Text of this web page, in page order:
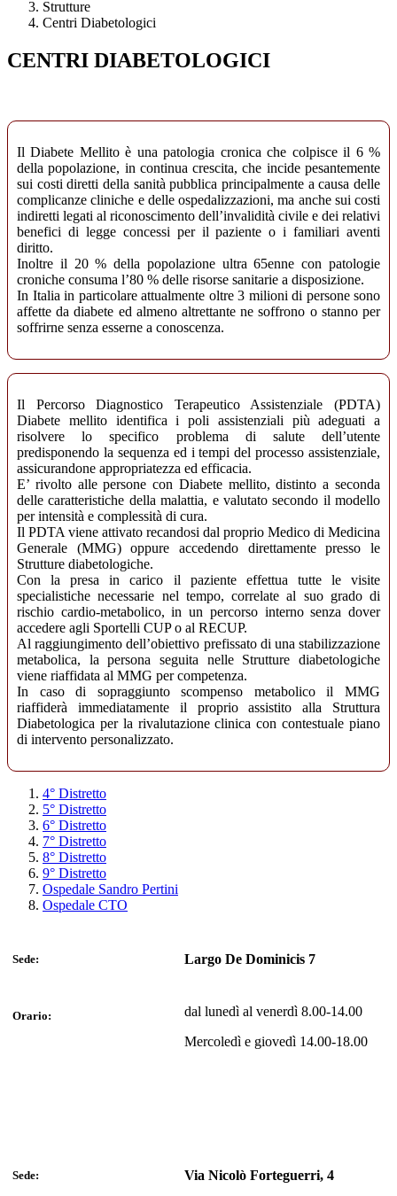
Strutture
Centri Diabetologici
CENTRI DIABETOLOGICI
Il Diabete Mellito è una patologia cronica che colpisce il 6 %
della popolazione, in continua crescita, che incide pesantemente
sui costi diretti della sanità pubblica principalmente a causa delle
complicanze cliniche e delle ospedalizzazioni, ma anche sui costi
indiretti legati al riconoscimento dell’invalidità civile e dei relativi
benefici di legge concessi per il paziente o i familiari aventi
diritto.
Inoltre il 20 % della popolazione ultra 65enne con patologie
croniche consuma l’80 % delle risorse sanitarie a disposizione.
In Italia in particolare attualmente oltre 3 milioni di persone sono
affette da diabete ed almeno altrettante ne soffrono o stanno per
soffrirne senza esserne a conoscenza.
Il Percorso Diagnostico Terapeutico Assistenziale (PDTA)
Diabete mellito identifica i poli assistenziali più adeguati a
risolvere lo specifico problema di salute dell’utente
predisponendo la sequenza ed i tempi del processo assistenziale,
assicurandone appropriatezza ed efficacia.
E’ rivolto alle persone con Diabete mellito, distinto a seconda
delle caratteristiche della malattia, e valutato secondo il modello
per intensità e complessità di cura.
Il PDTA viene attivato recandosi dal proprio Medico di Medicina
Generale (MMG) oppure accedendo direttamente presso le
Strutture diabetologiche.
Con la presa in carico il paziente effettua tutte le visite
specialistiche necessarie nel tempo, correlate al suo grado di
rischio cardio-metabolico, in un percorso interno senza dover
accedere agli Sportelli CUP o al RECUP.
Al raggiungimento dell’obiettivo prefissato di una stabilizzazione
metabolica, la persona seguita nelle Strutture diabetologiche
viene riaffidata al MMG per competenza.
In caso di sopraggiunto scompenso metabolico il MMG
riaffiderà immediatamente il proprio assistito alla Struttura
Diabetologica per la rivalutazione clinica con contestuale piano
di intervento personalizzato.
4° Distretto
5° Distretto
6° Distretto
7° Distretto
8° Distretto
9° Distretto
Ospedale Sandro Pertini
Ospedale CTO
Sede: Largo De Dominicis 7
Orario:
dal lunedì al venerdì 8.00-14.00
Mercoledì e giovedì 14.00-18.00
Sede: Via Nicolò Forteguerri, 4